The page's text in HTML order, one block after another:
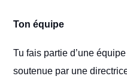
Ton équipe
Tu fais partie d’une
soutenue par une